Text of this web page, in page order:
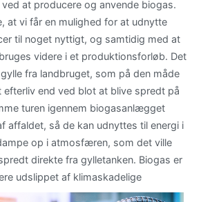
at producere og anvende biogas.
at vi får en mulighed for at udnytte
til noget nyttigt, og samtidig med at
videre i et produktionsforløb. Det
fra landbruget, som på den måde
end ved blot at blive spredt på
turen igennem biogasanlægget
affaldet, så de kan udnyttes til energi i
op i atmosfæren, som det ville
direkte fra gylletanken. Biogas er
udslippet af klimaskadelige